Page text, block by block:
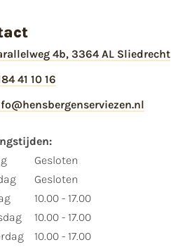
4b, 3364 AL Sliedrecht
41 10 16
Gesloten
Gesloten
10.00 - 17.00
10.00 - 17.00
10.00 - 17.00